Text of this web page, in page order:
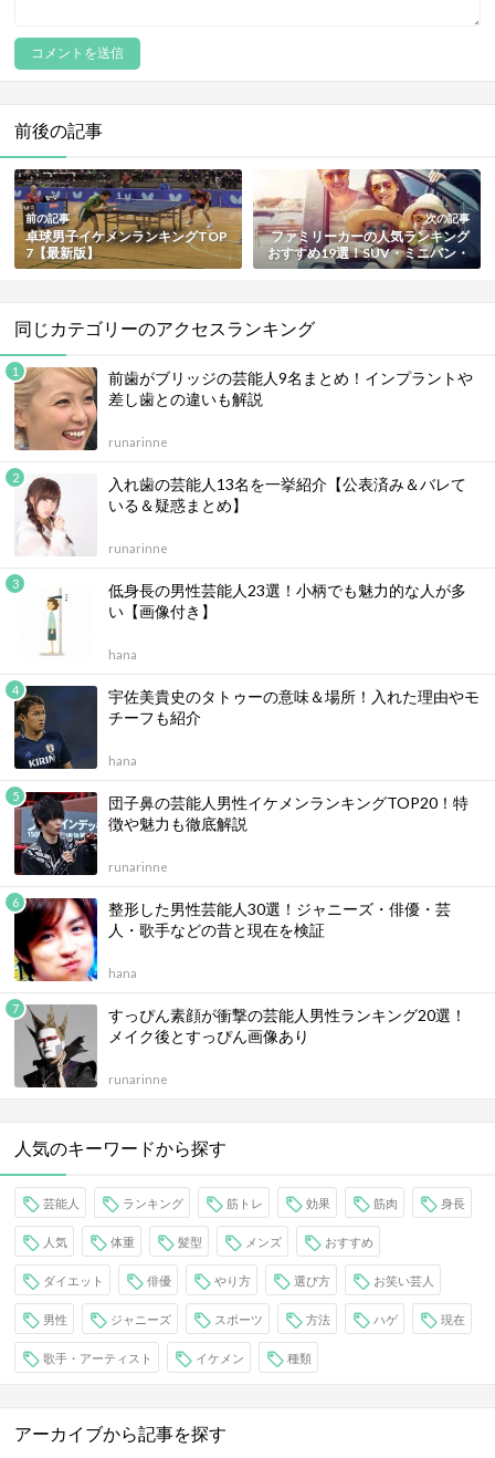
前後の記事
前の記事
卓球男子イケメンランキングTOP
7【最新版】
次の記事
ファミリーカーの人気ランキング
おすすめ19選！SUV・ミニバン・
セダンなどタイプ別
同じカテゴリーのアクセスランキング
前歯がブリッジの芸能人9名まとめ！インプラントや
差し歯との違いも解説
runarinne
入れ歯の芸能人13名を一挙紹介【公表済み＆バレて
いる＆疑惑まとめ】
runarinne
低身長の男性芸能人23選！小柄でも魅力的な人が多
い【画像付き】
hana
宇佐美貴史のタトゥーの意味＆場所！入れた理由やモ
チーフも紹介
hana
団子鼻の芸能人男性イケメンランキングTOP20！特
徴や魅力も徹底解説
runarinne
整形した男性芸能人30選！ジャニーズ・俳優・芸
人・歌手などの昔と現在を検証
hana
すっぴん素顔が衝撃の芸能人男性ランキング20選！
メイク後とすっぴん画像あり
runarinne
人気のキーワードから探す
芸能人 ランキング 筋トレ 効果 筋肉 身長
人気 体重 髪型 メンズ おすすめ
ダイエット 俳優 やり方 選び方 お笑い芸人
男性 ジャニーズ スポーツ 方法 ハゲ 現在
歌手・アーティスト イケメン 種類
アーカイブから記事を探す